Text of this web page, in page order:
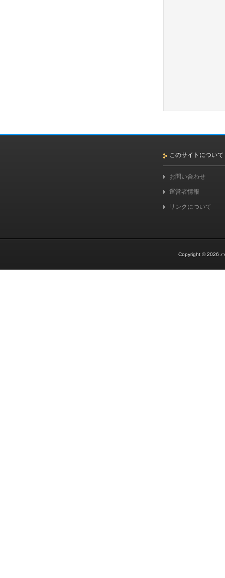
このサイトについて
お問い合わせ
運営者情報
リンクについて
Copyright © 2026